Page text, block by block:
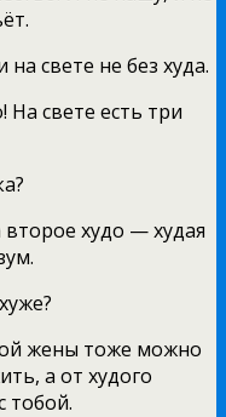
свете не без худа.
свете есть три
худо — худая
жены тоже можно
а от худого
тобой.